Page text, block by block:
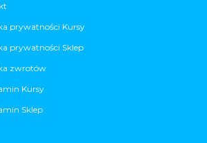
prywatności Kursy
prywatności Sklep
zwrotów
Kursy
Sklep